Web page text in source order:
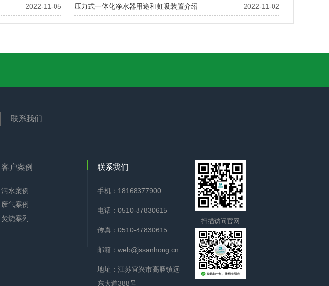
2022-11-05 2022-11-02
压力式一体化净水器用途和虹吸装置介绍
联系我们
客户案例
污水案例
废气案例
焚烧案列
联系我们
手机：18168377900
电话：0510-87830615
传真：0510-87830615
邮箱：web@jssanhong.cn
地址：江苏宜兴市高塍镇远
东大道388号
扫描访问官网